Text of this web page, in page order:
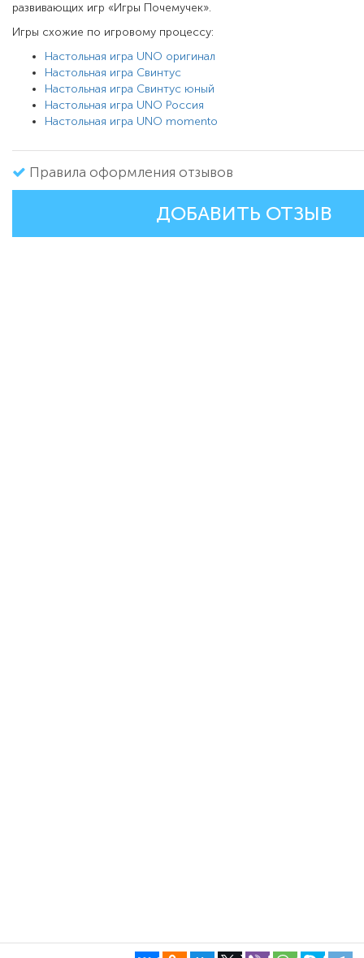
развивающих игр «Игры Почемучек».
Игры схожие по игровому процессу:
Настольная игра UNO оригинал
Настольная игра Свинтус
Настольная игра Свинтус юный
Настольная игра UNO Россия
Настольная игра UNO momento
Правила оформления отзывов
ДОБАВИТЬ ОТЗЫВ